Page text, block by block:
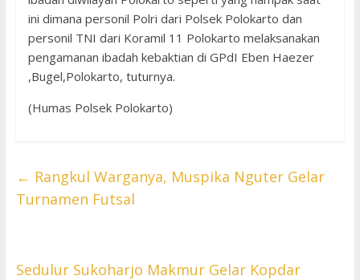
ini dimana personil Polri dari Polsek Polokarto dan
personil TNI dari Koramil 11 Polokarto melaksanakan
pengamanan ibadah kebaktian di GPdI Eben Haezer
,Bugel,Polokarto, tuturnya.
(Humas Polsek Polokarto)
← Rangkul Warganya, Muspika Nguter Gelar
Turnamen Futsal
Sedulur Sukoharjo Makmur Gelar Kopdar